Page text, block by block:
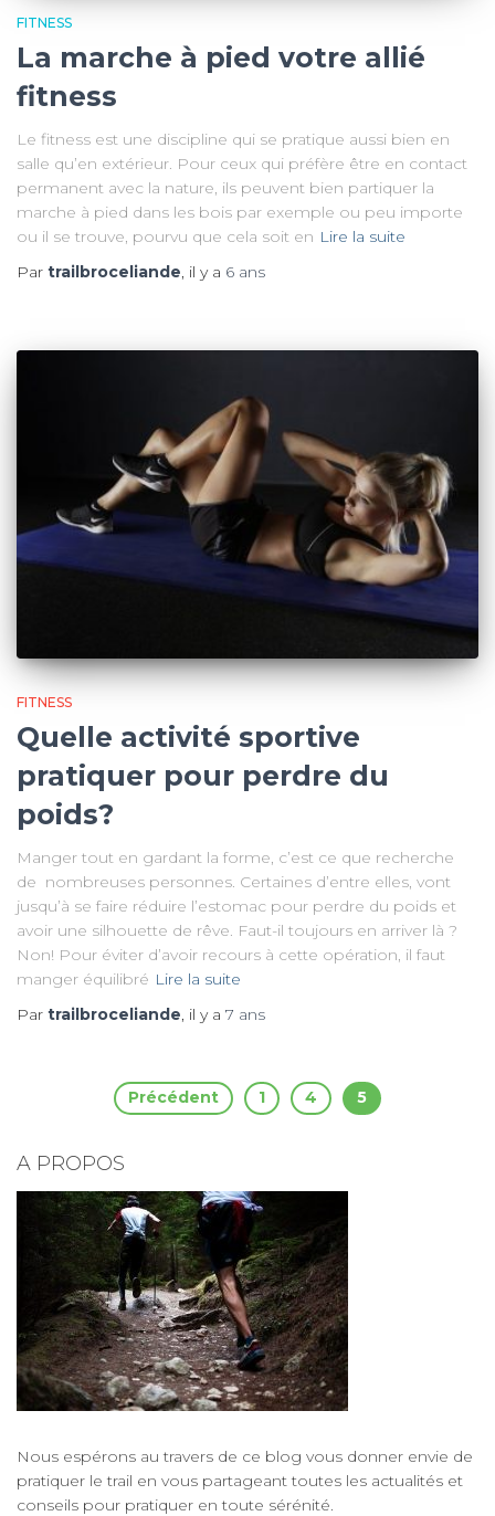
FITNESS
La marche à pied votre allié
fitness
Le fitness est une discipline qui se pratique aussi bien en
salle qu’en extérieur. Pour ceux qui préfère être en contact
permanent avec la nature, ils peuvent bien partiquer la
marche à pied dans les bois par exemple ou peu importe
ou il se trouve, pourvu que cela soit en Lire la suite
Par trailbroceliande, il y a 6 ans
FITNESS
Quelle activité sportive
pratiquer pour perdre du
poids?
Manger tout en gardant la forme, c’est ce que recherche
de nombreuses personnes. Certaines d’entre elles, vont
jusqu’à se faire réduire l’estomac pour perdre du poids et
avoir une silhouette de rêve. Faut-il toujours en arriver là ?
Non! Pour éviter d’avoir recours à cette opération, il faut
manger équilibré Lire la suite
Par trailbroceliande, il y a 7 ans
Pagination
des
publications
Précédent 1 4 5
A PROPOS
Nous espérons au travers de ce blog vous donner envie de
pratiquer le trail en vous partageanttoutes les actualités et
conseils pour pratiquer en toute sérénité.